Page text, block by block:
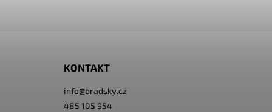
KONTAKT
info@bradsky.cz
485 105 954